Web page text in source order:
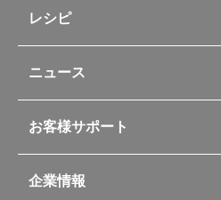
キッチン用品
ポット・アイスペール
コーヒーメーカー
ソフトクーラー・バッグ
自転車専用ボトル
レシピ
フライパンレシピ
シャトルシェフレシピ
スープジャーレシピ
イージースモーカーレシピ
ニュース
お客様サポート
交換用部品の購入方法
企業情報